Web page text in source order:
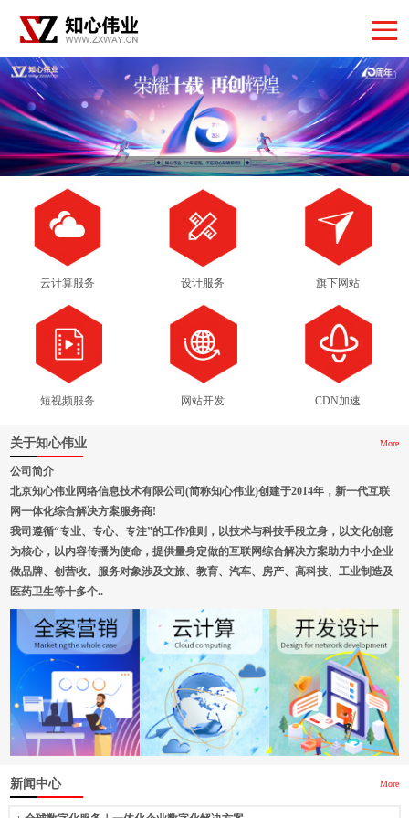
云计算服务 设计服务 旗下网站
短视频服务 网站开发 CDN加速
关于知心伟业 More
公司简介
北京知心伟业网络信息技术有限公司(简称知心伟业)创建于2014年，新一代互联
网一体化综合解决方案服务商!
我司遵循“专业、专心、专注”的工作准则，以技术与科技手段立身，以文化创意
为核心，以内容传播为使命，提供量身定做的互联网综合解决方案助力中小企业
做品牌、创营收。服务对象涉及文旅、教育、汽车、房产、高科技、工业制造及
医药卫生等十多个..
新闻中心 More